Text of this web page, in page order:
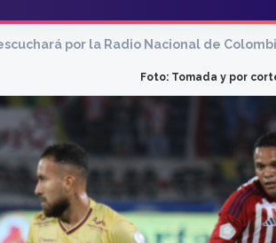
por la Radio Nacional de
Foto: Tomada y por